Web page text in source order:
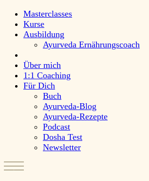
Masterclasses
Kurse
Ausbildung
Ayurveda Ernährungscoach
Über mich
1:1 Coaching
Für Dich
Buch
Ayurveda-Blog
Ayurveda-Rezepte
Podcast
Dosha Test
Newsletter